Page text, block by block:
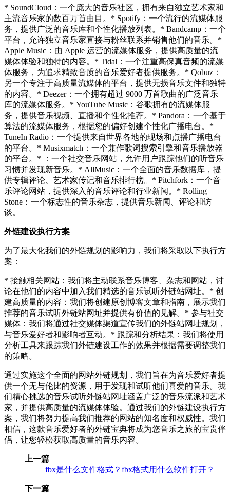
* SoundCloud：一个庞大的音乐社区，拥有来自独立艺术家和
主流音乐家的数百万首曲目。* Spotify：一个流行的流媒体服
务，提供广泛的音乐库和个性化播放列表。* Bandcamp：一个
平台，允许独立音乐家直接与粉丝联系并销售他们的音乐。*
Apple Music：由 Apple 运营的流媒体服务，提供高质量的流
媒体体验和独特的内容。* Tidal：一个注重高保真音频的流媒
体服务，为追求精致音质的音乐爱好者提供服务。* Qobuz：
另一个专注于高质量流媒体的平台，提供无损音乐文件和独特
的内容。* Deezer：一个拥有超过 9000 万首歌曲的广泛音乐
库的流媒体服务。* YouTube Music：谷歌拥有的流媒体服
务，提供音乐视频、直播和个性化推荐。* Pandora：一个基于
算法的流媒体服务，根据您的偏好创建个性化广播电台。*
TuneIn Radio：一个提供来自世界各地的现场和点播广播电台
的平台。* Musixmatch：一个兼作歌词搜索引擎和音乐播放器
的平台。* ：一个社交音乐网站，允许用户跟踪他们的听音乐
习惯并发现新音乐。* AllMusic：一个全面的音乐数据库，提
供专辑评论、艺术家传记和音乐排行榜。* Pitchfork：一个音
乐评论网站，提供深入的音乐评论和行业新闻。* Rolling
Stone：一个标志性的音乐杂志，提供音乐新闻、评论和访
谈。
外链建设执行方案
为了最大化我们的外链规划的影响力，我们将采取以下执行方
案：
* 接触相关网站：我们将主动联系音乐博客、杂志和网站，讨
论在他们的内容中加入我们精选的音乐试听外链站网址。* 创
建高质量的内容：我们将创建原创博客文章和指南，展示我们
推荐的音乐试听外链站网址并提供有价值的见解。* 参与社交
媒体：我们将通过社交媒体渠道宣传我们的外链站网址规划，
与音乐爱好者和影响者互动。* 跟踪和分析结果：我们将使用
分析工具来跟踪我们外链建设工作的效果并根据需要调整我们
的策略。
通过实施这个全面的网站外链规划，我们旨在为音乐爱好者提
供一个无与伦比的资源，用于发现和试听他们喜爱的音乐。我
们精心挑选的音乐试听外链站网址涵盖广泛的音乐流派和艺术
家，并提供高质量的流媒体体验。通过我们的外链建设执行方
案，我们将努力提高我们推荐的网站的知名度和权威性。我们
相信，这款音乐爱好者的外链宝典将成为您音乐之旅的宝贵伴
侣，让您轻松获取高质量的音乐内容。
上一篇
fbx是什么文件格式？fbx格式用什么软件打开？
下一篇